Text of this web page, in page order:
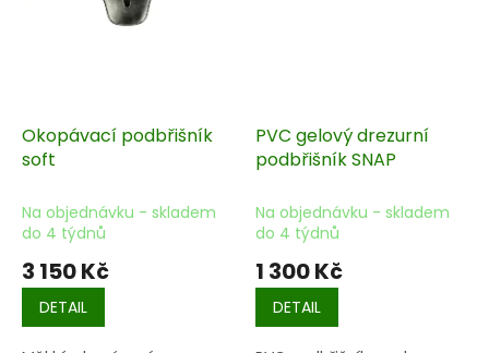
Okopávací podbřišník
soft
Na objednávku - skladem
do 4 týdnů
3 150 Kč
DETAIL
PVC gelový drezurní
podbřišník SNAP
Na objednávku - skladem
do 4 týdnů
1 300 Kč
DETAIL